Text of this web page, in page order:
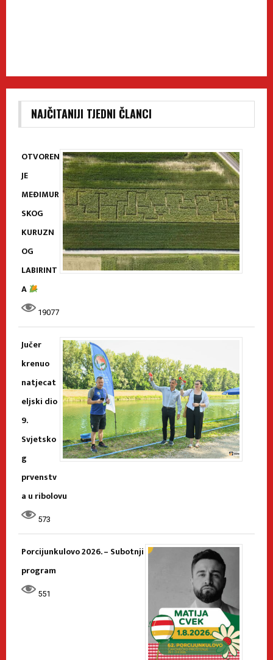
NAJČITANIJI TJEDNI ČLANCI
OTVOREN
JE
MEĐIMUR
SKOG
KURUZN
OG
LABIRINT
A
19077
Jučer
krenuo
natjecat
eljski dio
9.
Svjetsko
g
prvenstv
a u ribolovu
573
Porcijunkulovo 2026. – Subotnji
program
551